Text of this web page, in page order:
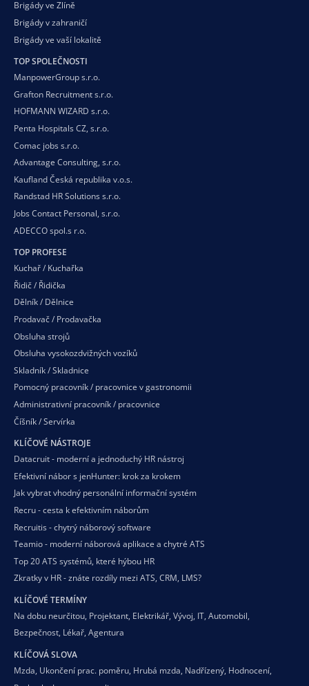
Brigády ve Zlíně
Brigády v zahraničí
Brigády ve vaší lokalitě
TOP SPOLEČNOSTI
ManpowerGroup s.r.o.
Grafton Recruitment s.r.o.
HOFMANN WIZARD s.r.o.
Penta Hospitals CZ, s.r.o.
Comac jobs s.r.o.
Advantage Consulting, s.r.o.
Kaufland Česká republika v.o.s.
Randstad HR Solutions s.r.o.
Jobs Contact Personal, s.r.o.
ADECCO spol.s r.o.
TOP PROFESE
Kuchař / Kuchařka
Řidič / Řidička
Dělník / Dělnice
Prodavač / Prodavačka
Obsluha strojů
Obsluha vysokozdvižných vozíků
Skladník / Skladnice
Pomocný pracovník / pracovnice v gastronomii
Administrativní pracovník / pracovnice
Číšník / Servírka
KLÍČOVÉ NÁSTROJE
Datacruit - moderní a jednoduchý HR nástroj
Efektivní nábor s jenHunter: krok za krokem
Jak vybrat vhodný personální informační systém
Recru - cesta k efektivním náborům
Recruitis - chytrý náborový software
Teamio - moderní náborová aplikace a chytré ATS
Top 20 ATS systémů, které hýbou HR
Zkratky v HR - znáte rozdíly mezi ATS, CRM, LMS?
KLÍČOVÉ TERMÍNY
Na dobu neurčitou, Projektant, Elektrikář, Vývoj, IT, Automobil,
Bezpečnost, Lékař, Agentura
KLÍČOVÁ SLOVA
Mzda, Ukončení prac. poměru, Hrubá mzda, Nadřízený, Hodnocení,